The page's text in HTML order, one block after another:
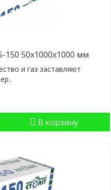
50x1000x1000 мм
и газ заставляют
В корзину